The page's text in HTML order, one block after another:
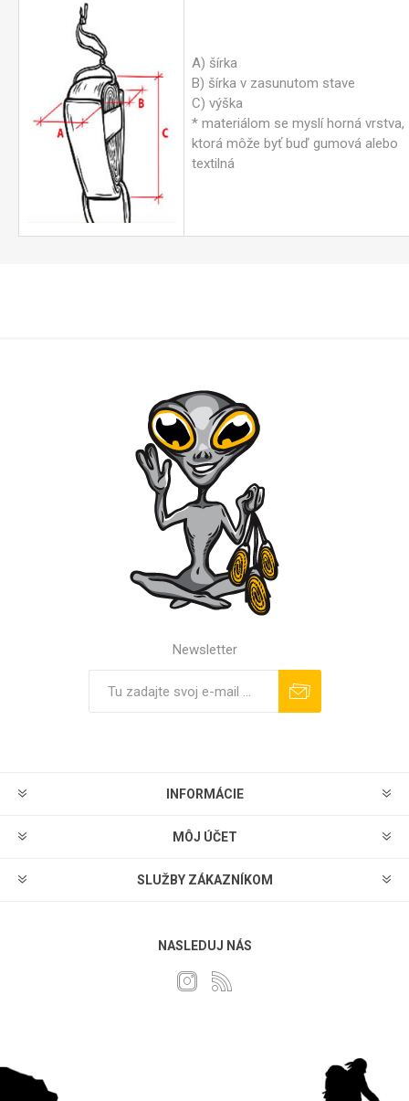
A) šírka
B) šírka v zasunutom stave
C) výška
* materiálom se myslí horná vrstva,
ktorá môže byť buď gumová alebo
textilná
Newsletter
INFORMÁCIE
MÔJ ÚČET
SLUŽBY ZÁKAZNÍKOM
NASLEDUJ NÁS